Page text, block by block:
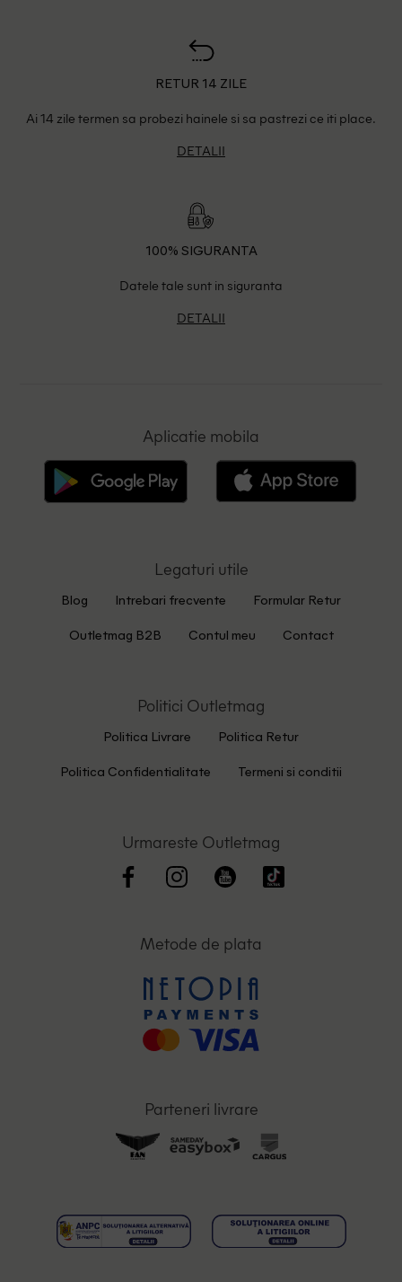
RETUR 14 ZILE
Ai 14 zile termen sa probezi hainele si sa pastrezi ce iti place.
DETALII
100% SIGURANTA
Datele tale sunt in siguranta
DETALII
Aplicatie mobila
Legaturi utile
Blog Intrebari frecvente Formular Retur
Outletmag B2B Contul meu Contact
Politici Outletmag
Politica Livrare Politica Retur
Politica Confidentialitate Termeni si conditii
Urmareste Outletmag
Metode de plata
Parteneri livrare